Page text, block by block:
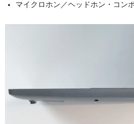
マイクロホン／ヘッドホン・コン